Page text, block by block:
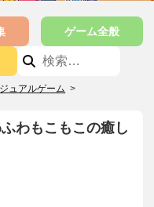
ゲーム全般
ュアルゲーム >
わもこもこの癒し